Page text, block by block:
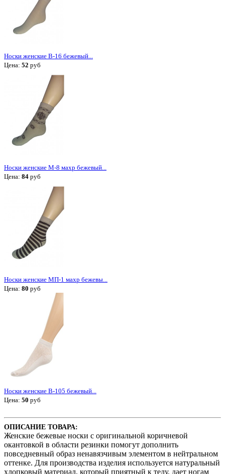
Носки женские В-16 бежевый...
Цена: 52 руб
Носки женские М-8 махр бежевый...
Цена: 84 руб
Носки женские МП-1 махр бежевы...
Цена: 80 руб
Носки женские В-105 бежевый...
Цена: 50 руб
ОПИСАНИЕ ТОВАРА:
Женские бежевые носки с оригинальной коричневой
окантовкой в области резинки помогут дополнить
повседневный образ ненавязчивым элементом в нейтральном
оттенке. Для производства изделия используется натуральный
хлопковый материал, который приятный к телу, дает ногам